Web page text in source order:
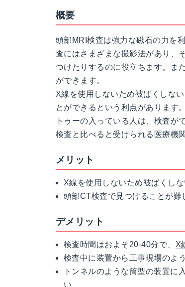
概要
頭部MRI検査は強力な磁石の力を
査にはさまざまな撮影法があり、
つけたりするのに役立ちます。ま
ができます。
X線 を使用しないため被ばくしない
とができるという利点があります
トゥーの入っている人は、検査
検査と比べると受けられる医療機
メリット
X線を使用しないため被ばくしな
頭部CT検査で見つけることが難
デメリット
検査時間はおよそ20-40分で、 X
検査中に装置から工事現場のよ
トンネルのような筒型の装置に
い